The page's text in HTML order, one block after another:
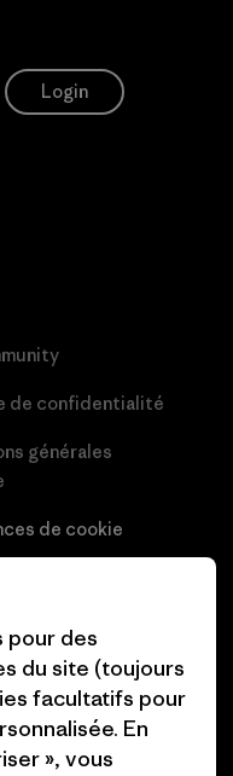
Login
de confidentialité
générales
de cookie
media
d’affiliation
Luxembourg Plan du
pour des
du site (toujours
facultatifs pour
En
», vous